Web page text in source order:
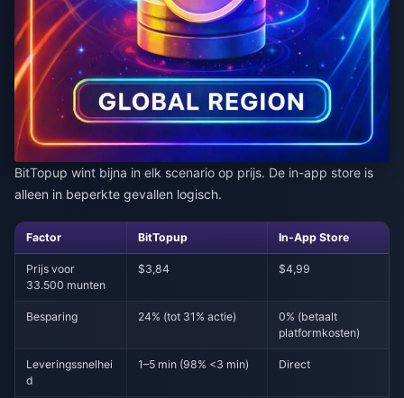
BitTopup wint bijna in elk scenario op prijs. De in-app store is
alleen in beperkte gevallen logisch.
Factor BitTopup In-App Store
Prijs voor
33.500 munten
$3,84 $4,99
Besparing 24% (tot 31% actie)
0% (betaalt
platformkosten)
Leveringssnelhei
d
1–5 min (98% <3 min) Direct